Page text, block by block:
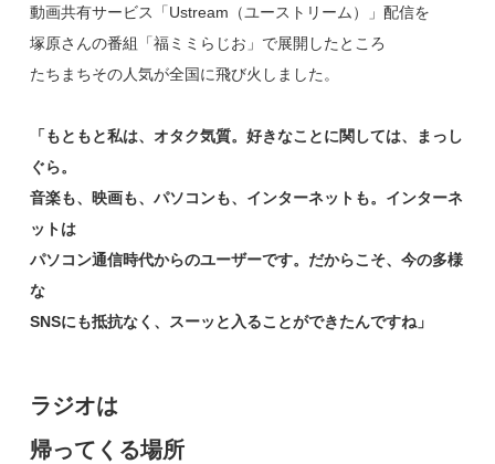
動画共有サービス「Ustream（ユーストリーム）」配信を
塚原さんの番組「福ミミらじお」で展開したところ
たちまちその人気が全国に飛び火しました。
「もともと私は、オタク気質。好きなことに関しては、まっし
ぐら。
音楽も、映画も、パソコンも、インターネットも。インターネ
ットは
パソコン通信時代からのユーザーです。だからこそ、今の多様
な
SNSにも抵抗なく、スーッと入ることができたんですね」
ラジオは
帰ってくる場所